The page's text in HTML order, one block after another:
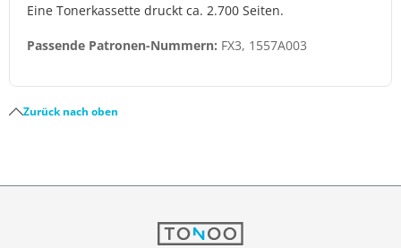
Eine Tonerkassette druckt ca. 2.700 Seiten.
Passende Patronen-Nummern: FX3, 1557A003
Zurück nach oben